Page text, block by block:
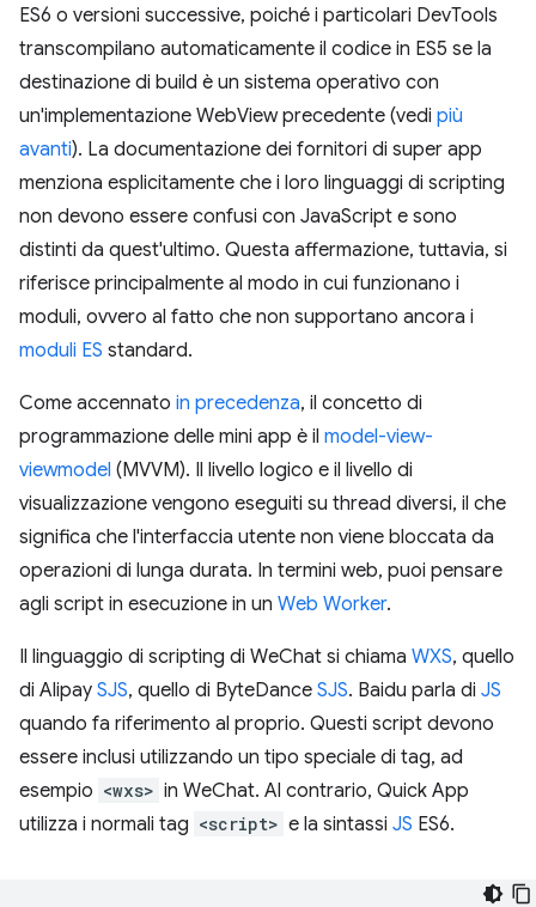
ES6 o versioni successive, poiché i particolari DevTools
transcompilano automaticamente il codice in ES5 se la
destinazione di build è un sistema operativo con
un'implementazione WebView precedente (vedi più
avanti). La documentazione dei fornitori di super app
menziona esplicitamente che i loro linguaggi di scripting
non devono essere confusi con JavaScript e sono
distinti da quest'ultimo. Questa affermazione, tuttavia, si
riferisce principalmente al modo in cui funzionano i
moduli, ovvero al fatto che non supportano ancora i
moduli ES standard.
Come accennato in precedenza, il concetto di
programmazione delle mini app è il model-view-
viewmodel (MVVM). Il livello logico e il livello di
visualizzazione vengono eseguiti su thread diversi, il che
significa che l'interfaccia utente non viene bloccata da
operazioni di lunga durata. In termini web, puoi pensare
agli script in esecuzione in un Web Worker.
Il linguaggio di scripting di WeChat si chiama WXS, quello
di Alipay SJS, quello di ByteDance SJS. Baidu parla di JS
quando fa riferimento al proprio. Questi script devono
essere inclusi utilizzando un tipo speciale di tag, ad
esempio <wxs> in WeChat. Al contrario, Quick App
utilizza i normali tag <script> e la sintassi JS ES6.